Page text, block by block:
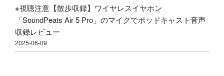
※視聴注意【散歩収録】ワイヤレスイヤホン
「SoundPeats Air 5 Pro」のマイクでポッドキャスト音声
収録レビュー
2025-06-09